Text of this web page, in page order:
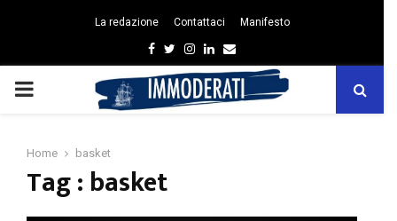
La redazione Contattaci Manifesto
Facebook
Twitter
Instagram
Linkedin
Email
PRIMARY
Home basket
Tag : basket